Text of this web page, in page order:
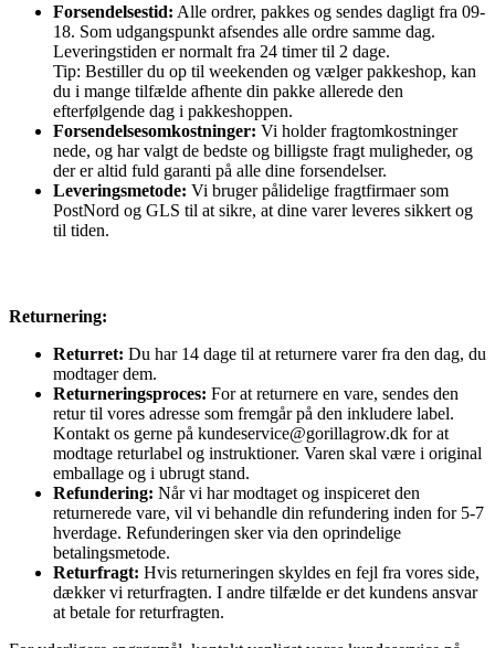
Forsendelsestid: Alle ordrer, pakkes og sendes dagligt fra 09-
18. Som udgangspunkt afsendes alle ordre samme dag.
Leveringstiden er normalt fra 24 timer til 2 dage.
Tip: Bestiller du op til weekenden og vælger pakkeshop, kan
du i mange tilfælde afhente din pakke allerede den
efterfølgende dag i pakkeshoppen.
Forsendelsesomkostninger: Vi holder fragtomkostninger
nede, og har valgt de bedste og billigste fragt muligheder, og
der er altid fuld garanti på alle dine forsendelser.
Leveringsmetode: Vi bruger pålidelige fragtfirmaer som
PostNord og GLS til at sikre, at dine varer leveres sikkert og
til tiden.
Returnering:
Returret: Du har 14 dage til at returnere varer fra den dag, du
modtager dem.
Returneringsproces: For at returnere en vare, sendes den
retur til vores adresse som fremgår på den inkludere label.
Kontakt os gerne på kundeservice@gorillagrow.dk for at
modtage returlabel og instruktioner. Varen skal være i original
emballage og i ubrugt stand.
Refundering: Når vi har modtaget og inspiceret den
returnerede vare, vil vi behandle din refundering inden for 5-7
hverdage. Refunderingen sker via den oprindelige
betalingsmetode.
Returfragt: Hvis returneringen skyldes en fejl fra vores side,
dækker vi returfragten. I andre tilfælde er det kundens ansvar
at betale for returfragten.